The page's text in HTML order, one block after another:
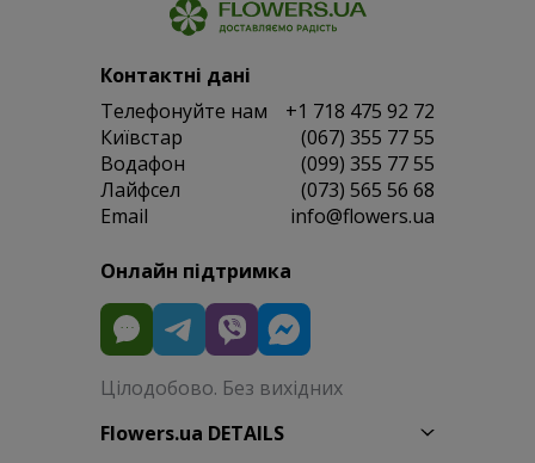
Контактні дані
Телефонуйте нам
+1 718 475 92 72
Київстар
(067) 355 77 55
Водафон
(099) 355 77 55
Лайфсел
(073) 565 56 68
Email
info@flowers.ua
Онлайн підтримка
Цілодобово. Без вихідних
Flowers.ua DETAILS